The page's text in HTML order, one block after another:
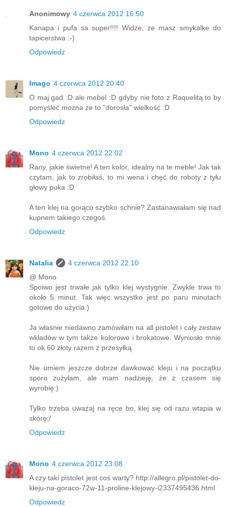
Anonimowy 4 czerwca 2012 16:50
Kanapa i pufa sa super!!!! Widze, ze masz smykalke do
tapicerstwa :-)
Odpowiedz
Imago 4 czerwca 2012 20:40
O maj gad :D ale mebel :D gdyby nie foto z Raquelitą to by
pomyśleć można że to "dorosła" wielkość :D
Odpowiedz
Mono 4 czerwca 2012 22:02
Rany, jakie świetne! A ten kolor, idealny na te meble! Jak tak
czytam, jak to zrobiłaś, to mi wena i chęć do roboty z tyłu
głowy puka :D
A ten klej na gorąco szybko schnie? Zastanawiałam się nad
kupnem takiego czegoś.
Odpowiedz
Natalia
4 czerwca 2012 22:10
@ Mono
Spoiwo jest trwałe jak tylko klej wystygnie. Zwykle trwa to
około 5 minut. Tak więc wszystko jest po paru minutach
gotowe do użycia:)
Ja właśnie niedawno zamówiłam na all pistolet i cały zestaw
wkładów w tym także kolorowe i brokatowe. Wyniosło mnie
to ok 60 złoty razem z przesyłką.
Nie umiem jeszcze dobrze dawkować kleju i na początku
sporo zużyłam, ale mam nadzieję, że z czasem się
wyrobię:)
Tylko trzeba uważaj na ręce bo, klej się od razu wtapia w
skórę;/
Odpowiedz
Mono 4 czerwca 2012 23:08
A czy taki pistolet jest coś warty? http://allegro.pl/pistolet-do-
kleju-na-goraco-72w-11-proline-klejowy-i2337495436.html
Odpowiedz